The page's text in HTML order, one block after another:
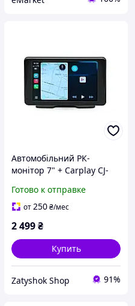
Автомобільний РК-
монітор 7" + Carplay CJ-
Готово к отправке
от250₴/мес
2 499₴
Купить
Zatyshok Shop 91%